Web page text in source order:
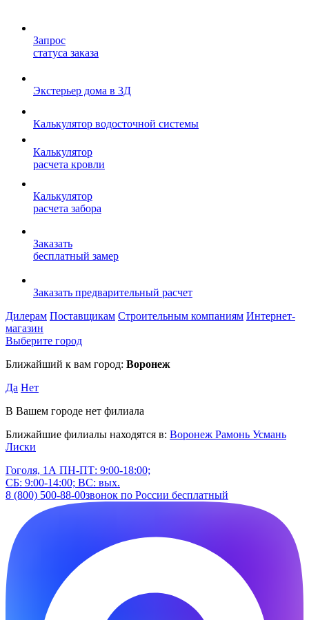
Запрос
статуса заказа
Экстерьер дома в 3Д
Калькулятор водосточной системы
Калькулятор
расчета кровли
Калькулятор
расчета забора
Заказать
бесплатный замер
Заказать предварительный расчет
Дилерам Поставщикам Строительным компаниям Интернет-
магазин
Выберите город
Ближайший к вам город: Воронеж
Да Нет
В Вашем городе нет филиала
Ближайшие филиалы находятся в: Воронеж Рамонь Усмань
Лиски
Гоголя, 1А ПН-ПТ: 9:00-18:00;
СБ: 9:00-14:00; ВС: вых.
8 (800) 500-88-00звонок по России бесплатный